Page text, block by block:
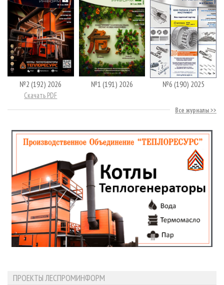
№2 (192) 2026
Скачать PDF
№1 (191) 2026 №6 (190) 2025
Все журналы
ПРОЕКТЫ ЛЕСПРОМИНФОРМ